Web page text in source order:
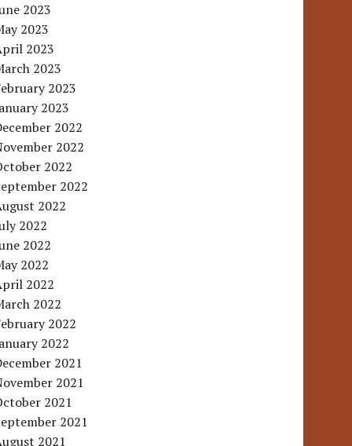
2023
2023
2023
2023
2023
2023
2022
2022
2022
2022
2022
2022
2022
2022
2022
2022
2022
2022
2021
2021
2021
2021
2021